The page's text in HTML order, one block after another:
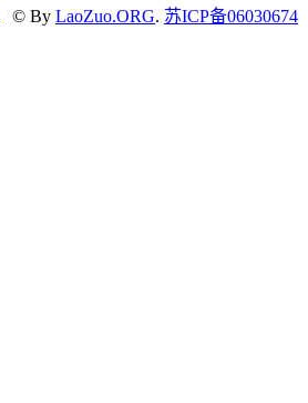
© By LaoZuo.ORG. 苏ICP备06030674